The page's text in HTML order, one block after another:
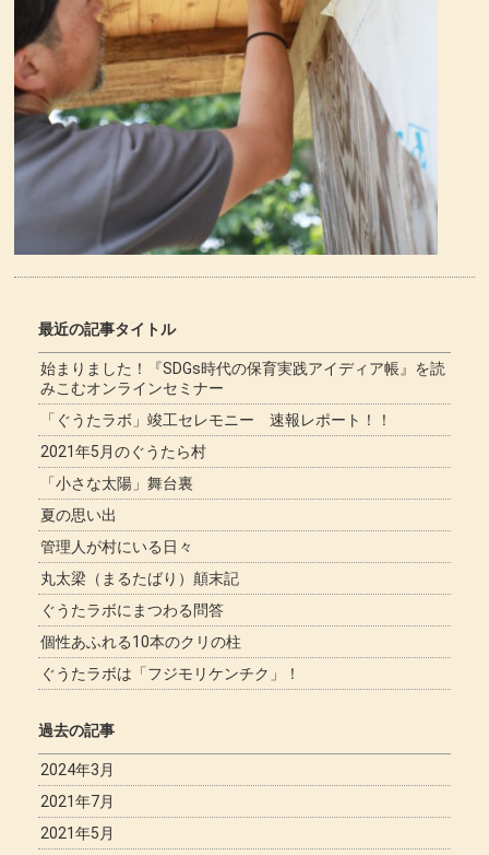
最近の記事タイトル
始まりました！『SDGs時代の保育実践アイディア帳』を読
みこむオンラインセミナー
「ぐうたラボ」竣工セレモニー 速報レポート！！
2021年5月のぐうたら村
「小さな太陽」舞台裏
夏の思い出
管理人が村にいる日々
丸太梁（まるたばり）顛末記
ぐうたラボにまつわる問答
個性あふれる10本のクリの柱
ぐうたラボは「フジモリケンチク」！
過去の記事
2024年3月
2021年7月
2021年5月